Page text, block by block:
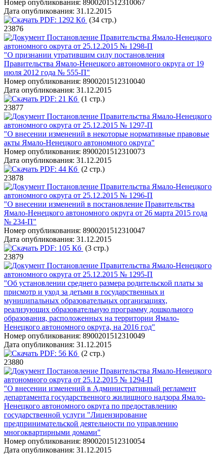
Номер опубликования: 8900201512310067
Дата опубликования: 31.12.2015
PDF: 1292 Кб (34 стр.)
23876
Постановление Правительства Ямало-Ненецкого
автономного округа от 25.12.2015 № 1298-П
"О признании утратившим силу постановления
Правительства Ямало-Ненецкого автономного округа от 19
июля 2012 года № 555-П"
Номер опубликования: 8900201512310040
Дата опубликования: 31.12.2015
PDF: 21 Кб (1 стр.)
23877
Постановление Правительства Ямало-Ненецкого
автономного округа от 25.12.2015 № 1297-П
"О внесении изменений в некоторые нормативные правовые
акты Ямало-Ненецкого автономного округа"
Номер опубликования: 8900201512310073
Дата опубликования: 31.12.2015
PDF: 44 Кб (2 стр.)
23878
Постановление Правительства Ямало-Ненецкого
автономного округа от 25.12.2015 № 1296-П
"О внесении изменений в постановление Правительства
Ямало-Ненецкого автономного округа от 26 марта 2015 года
№ 234-П"
Номер опубликования: 8900201512310047
Дата опубликования: 31.12.2015
PDF: 105 Кб (3 стр.)
23879
Постановление Правительства Ямало-Ненецкого
автономного округа от 25.12.2015 № 1295-П
"Об установлении среднего размера родительской платы за
присмотр и уход за детьми в государственных и
муниципальных образовательных организациях,
реализующих образовательную программу дошкольного
образования, расположенных на территории Ямало-
Ненецкого автономного округа, на 2016 год"
Номер опубликования: 8900201512310049
Дата опубликования: 31.12.2015
PDF: 56 Кб (2 стр.)
23880
Постановление Правительства Ямало-Ненецкого
автономного округа от 25.12.2015 № 1294-П
"О внесении изменений в Административный регламент
департамента государственного жилищного надзора Ямало-
Ненецкого автономного округа по предоставлению
государственной услуги "Лицензирование
предпринимательской деятельности по управлению
многоквартирными домами"
Номер опубликования: 8900201512310054
Дата опубликования: 31.12.2015